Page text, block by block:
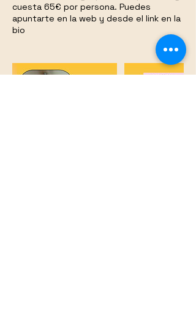
cuesta 65€ por persona. Puedes
apuntarte en la web y desde el link en la
bio